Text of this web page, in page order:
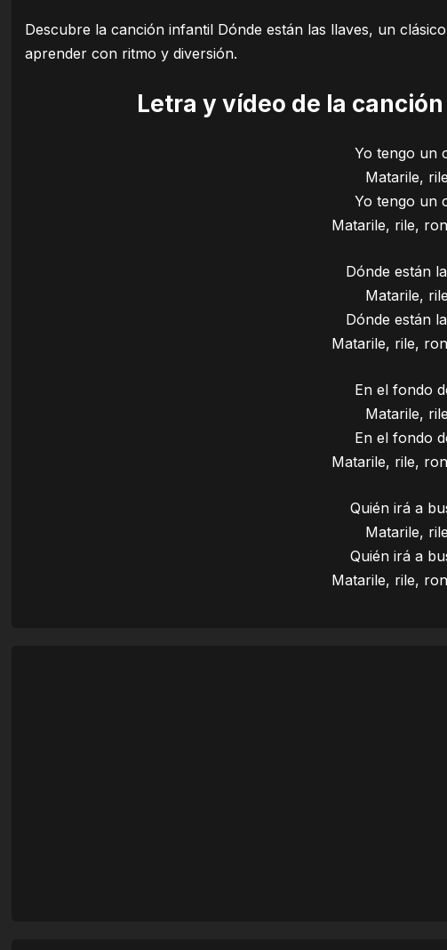
Descubre la canción infantil Dónde están las llaves, un
aprender con ritmo y diversión.
Letra y vídeo de la
Yo tengo un
Matarile,
Yo tengo un
Matarile, rile,
Dónde están
Matarile,
Dónde están
Matarile, rile,
En el fondo
Matarile,
En el fondo
Matarile, rile,
Quién irá a
Matarile,
Quién irá a
Matarile, rile,